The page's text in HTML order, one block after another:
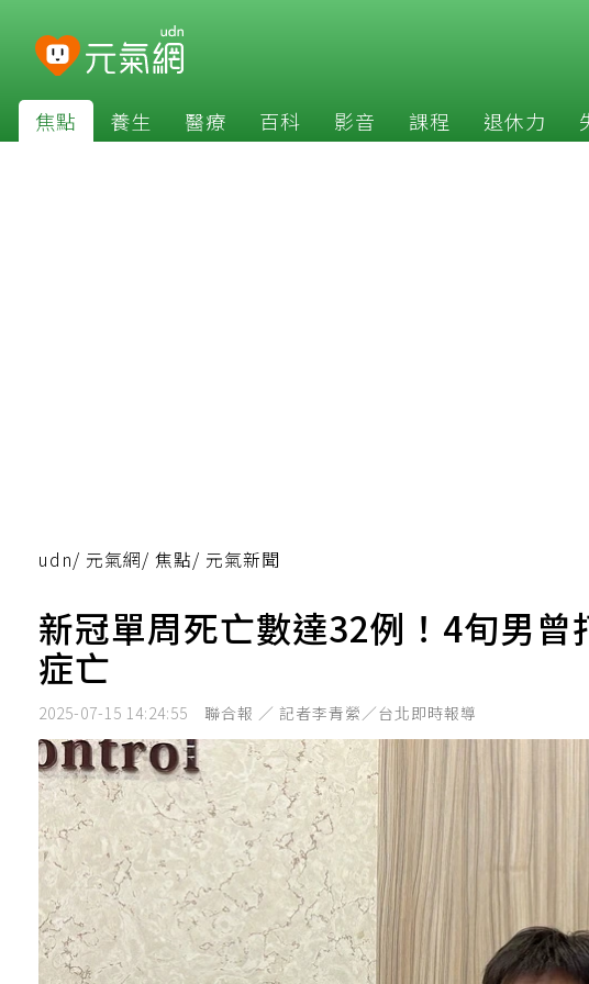
焦點 養生 醫療 百科 影音 課程 退休力
udn/ 元氣網/ 焦點/ 元氣新聞
新冠單周死亡數達32例！4旬男
症亡
2025-07-15 14:24:55 聯合報 ／ 記者李青縈／台北即時報導